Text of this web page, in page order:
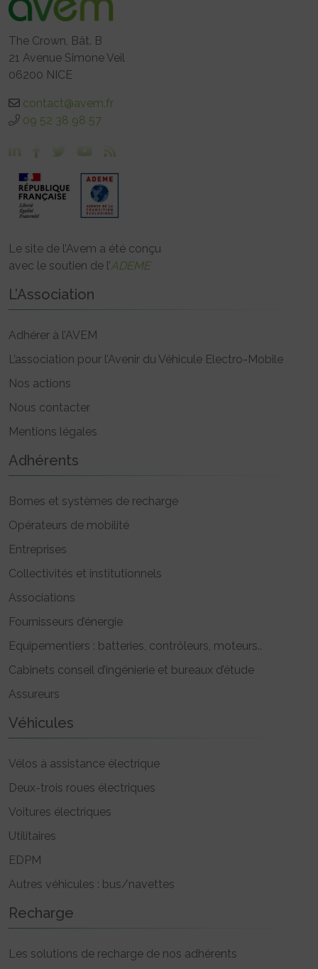
The Crown, Bât. B
21 Avenue Simone Veil
06200 NICE
contact@avem.fr
09 52 38 98 57
Le site de l’Avem a été conçu
avec le soutien de l’ADEME
L’Association
Adhérer à l’AVEM
L’association pour l’Avenir du Véhicule Electro-Mobile
Nos actions
Nous contacter
Mentions légales
Adhérents
Bornes et systèmes de recharge
Opérateurs de mobilité
Entreprises
Collectivités et institutionnels
Associations
Fournisseurs d’énergie
Equipementiers : batteries, contrôleurs, moteurs..
Cabinets conseil d’ingénierie et bureaux d’étude
Assureurs
Véhicules
Vélos à assistance électrique
Deux-trois roues électriques
Voitures électriques
Utilitaires
EDPM
Autres véhicules : bus/navettes
Recharge
Les solutions de recharge de nos adhérents